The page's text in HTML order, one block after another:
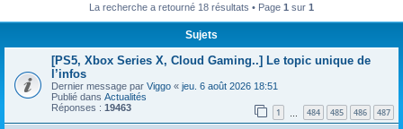
La recherche a retourné 18 résultats • Page 1 sur 1
Sujets
[PS5, Xbox Series X, Cloud Gaming..] Le topic unique de
l’infos
Dernier message par Viggo « jeu. 6 août 2026 18:51
Publié dans Actualités
Réponses : 19463 1 484 485 486 487